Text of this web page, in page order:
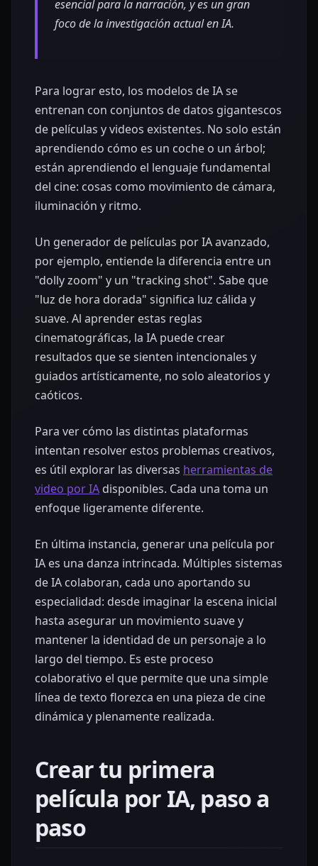
esencial para la narración, y es un gran
foco de la investigación actual en IA.
Para lograr esto, los modelos de IA se
entrenan con conjuntos de datos gigantescos
de películas y videos existentes. No solo están
aprendiendo cómo es un coche o un árbol;
están aprendiendo el lenguaje fundamental
del cine: cosas como movimiento de cámara,
iluminación y ritmo.
Un generador de películas por IA avanzado,
por ejemplo, entiende la diferencia entre un
"dolly zoom" y un "tracking shot". Sabe que
"luz de hora dorada" significa luz cálida y
suave. Al aprender estas reglas
cinematográficas, la IA puede crear
resultados que se sienten intencionales y
guiados artísticamente, no solo aleatorios y
caóticos.
Para ver cómo las distintas plataformas
intentan resolver estos problemas creativos,
es útil explorar las diversas herramientas de
video por IA disponibles. Cada una toma un
enfoque ligeramente diferente.
En última instancia, generar una película por
IA es una danza intrincada. Múltiples sistemas
de IA colaboran, cada uno aportando su
especialidad: desde imaginar la escena inicial
hasta asegurar un movimiento suave y
mantener la identidad de un personaje a lo
largo del tiempo. Es este proceso
colaborativo el que permite que una simple
línea de texto florezca en una pieza de cine
dinámica y plenamente realizada.
Crear tu primera
película por IA, paso a
paso